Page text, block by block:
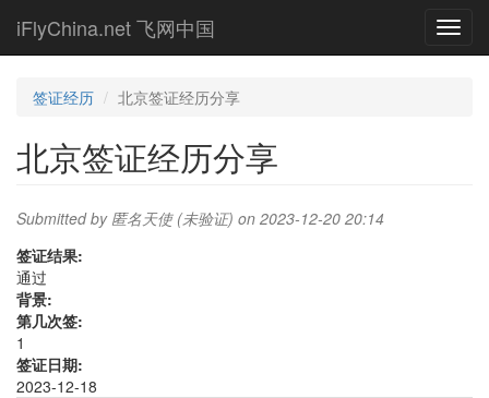
main
iFlyChina.net 飞网中国
签证经历 北京签证经历分享
北京签证经历分享
Submitted by 匿名天使 (未验证) on 2023-12-20 20:14
签证结果:
通过
背景:
第几次签:
1
签证日期:
2023-12-18